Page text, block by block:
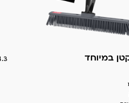
במיוחד